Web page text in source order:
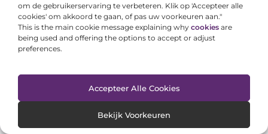
om de gebruikerservaring te verbeteren. Klik op 'Accepteer alle
cookies' om akkoord te gaan, of pas uw voorkeuren aan."
This is the main cookie message explaining why cookies are
being used and offering the options to accept or adjust
preferences.
Accepteer Alle Cookies
Bekijk Voorkeuren